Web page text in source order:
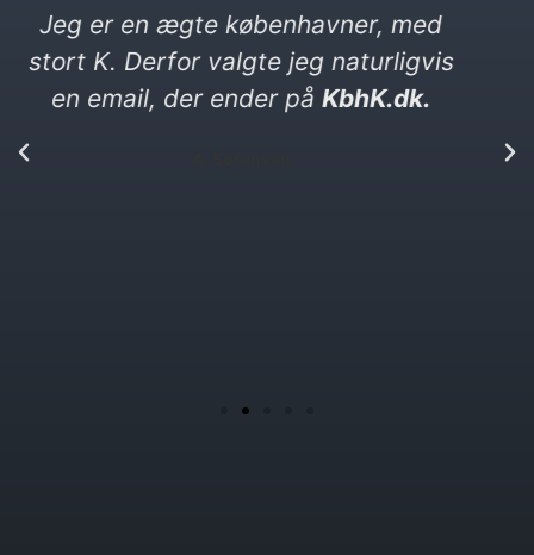
Jeg elsker kebab og vittigheder. Min
nye e-mail må gerne være en
vittighed. Den ender på kebabser. dk​